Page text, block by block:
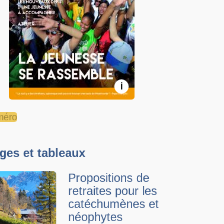
i
et tableaux
Propositions de
retraites pour les
catéchumènes et
néophytes